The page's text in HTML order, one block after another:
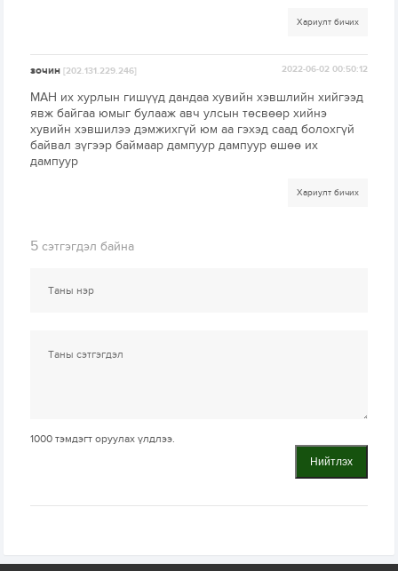
Хариулт бичих
зочин[202.131.229.246] 2022-06-02 00:50:12
МАН их хурлын гишүүд дандаа хувийн хэвшлийн хийгээд
явж байгаа юмыг булааж авч улсын төсвөөр хийнэ
хувийн хэвшилээ дэмжихгүй юм аа гэхэд саад болохгүй
байвал зүгээр баймаар дампуур дампуур өшөө их
дампуур
Хариулт бичих
5 сэтгэгдэл байна
1000 тэмдэгт оруулах үлдлээ.
Нийтлэх